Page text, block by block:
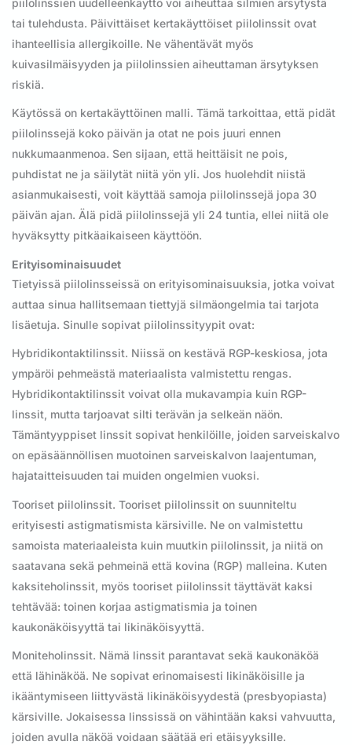
tai tulehdusta. Päivittäiset kertakäyttöiset piilolinssit ovat
ihanteellisia allergikoille. Ne vähentävät myös
kuivasilmäisyyden ja piilolinssien aiheuttaman ärsytyksen
riskiä.
Käytössä on kertakäyttöinen malli. Tämä tarkoittaa, että pidät
piilolinssejä koko päivän ja otat ne pois juuri ennen
nukkumaanmenoa. Sen sijaan, että heittäisit ne pois,
puhdistat ne ja säilytät niitä yön yli. Jos huolehdit niistä
asianmukaisesti, voit käyttää samoja piilolinssejä jopa 30
päivän ajan. Älä pidä piilolinssejä yli 24 tuntia, ellei niitä ole
hyväksytty pitkäaikaiseen käyttöön.
Erityisominaisuudet
Tietyissä piilolinsseissä on erityisominaisuuksia, jotka voivat
auttaa sinua hallitsemaan tiettyjä silmäongelmia tai tarjota
lisäetuja. Sinulle sopivat piilolinssityypit ovat:
Hybridikontaktilinssit. Niissä on kestävä RGP-keskiosa, jota
ympäröi pehmeästä materiaalista valmistettu rengas.
Hybridikontaktilinssit voivat olla mukavampia kuin RGP-
linssit, mutta tarjoavat silti terävän ja selkeän näön.
Tämäntyyppiset linssit sopivat henkilöille, joiden sarveiskalvo
on epäsäännöllisen muotoinen sarveiskalvon laajentuman,
hajataitteisuuden tai muiden ongelmien vuoksi.
Tooriset piilolinssit. Tooriset piilolinssit on suunniteltu
erityisesti astigmatismista kärsiville. Ne on valmistettu
samoista materiaaleista kuin muutkin piilolinssit, ja niitä on
saatavana sekä pehmeinä että kovina (RGP) malleina. Kuten
kaksiteholinssit, myös tooriset piilolinssit täyttävät kaksi
tehtävää: toinen korjaa astigmatismia ja toinen
kaukonäköisyyttä tai likinäköisyyttä.
Moniteholinssit. Nämä linssit parantavat sekä kaukonäköä
että lähinäköä. Ne sopivat erinomaisesti likinäköisille ja
ikääntymiseen liittyvästä likinäköisyydestä (presbyopiasta)
kärsiville. Jokaisessa linssissä on vähintään kaksi vahvuutta,
joiden avulla näköä voidaan säätää eri etäisyyksille.